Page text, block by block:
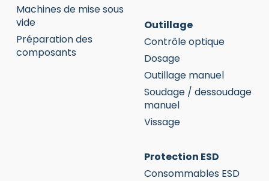
Machines de mise sous
vide
Préparation des
composants
Outillage
Contrôle optique
Dosage
Outillage manuel
Soudage / dessoudage
manuel
Vissage
Protection ESD
Consommables ESD